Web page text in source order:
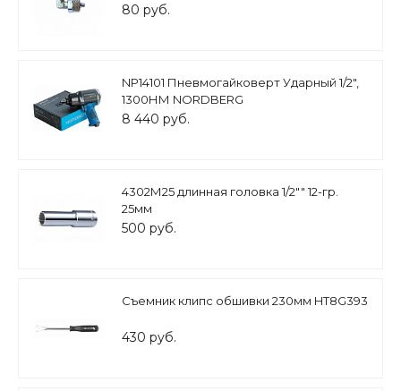
80 руб.
NP14101 Пневмогайковерт Ударный 1/2",
1300НМ NORDBERG
8 440 руб.
4302М25 длинная головка 1/2"" 12-гр.
25мм
500 руб.
Съемник клипс обшивки 230мм HT8G393
430 руб.